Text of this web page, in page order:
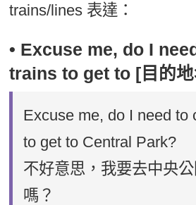
trains/lines 表達：
• Excuse me, do I
trains to get to [目的
Excuse me, do I need to
to get to Central Park?
不好意思，我要去中央
嗎？